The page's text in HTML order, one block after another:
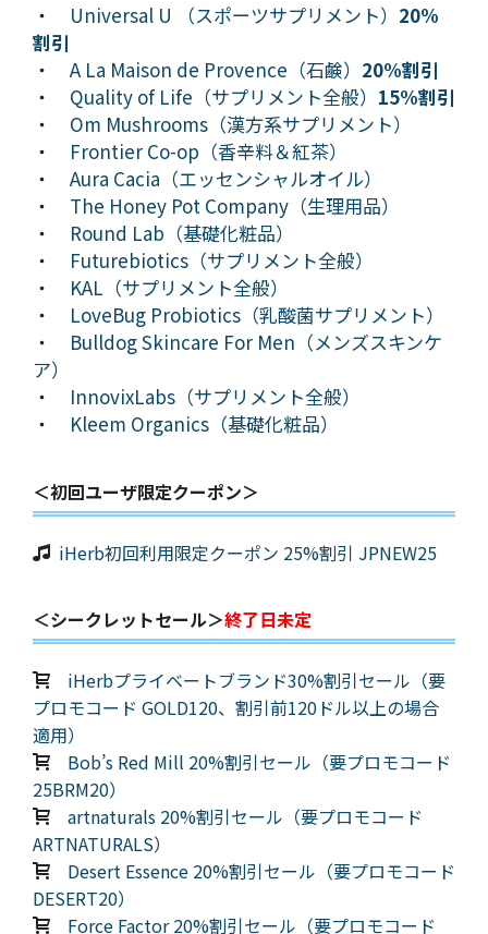
・ Universal U （スポーツサプリメント） 20%
割引
・ A La Maison de Provence（石鹸） 20%割引
・ Quality of Life（サプリメント全般） 15%割引
・ Om Mushrooms（漢方系サプリメント）
・ Frontier Co-op（香辛料＆紅茶）
・ Aura Cacia（エッセンシャルオイル）
・ The Honey Pot Company（生理用品）
・ Round Lab（基礎化粧品）
・ Futurebiotics（サプリメント全般）
・ KAL（サプリメント全般）
・ LoveBug Probiotics（乳酸菌サプリメント）
・ Bulldog Skincare For Men（メンズスキンケ
ア）
・ InnovixLabs（サプリメント全般）
・ Kleem Organics（基礎化粧品）
＜初回ユーザ限定クーポン＞
iHerb初回利用限定クーポン 25%割引 JPNEW25
＜シークレットセール＞終了日未定
iHerbプライベートブランド30%割引セール（要
プロモコード GOLD120、割引前120ドル以上の場合
適用）
Bob’s Red Mill 20%割引セール（要プロモコード
25BRM20）
artnaturals 20%割引セール（要プロモコード
ARTNATURALS）
Desert Essence 20%割引セール（要プロモコード
DESERT20）
Force Factor 20%割引セール（要プロモコード